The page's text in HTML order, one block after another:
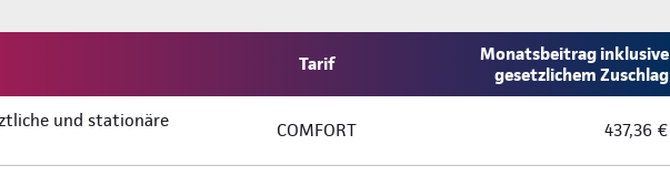
Tarif
Monatsbeitrag inklusive
gesetzlichem Zuschlag
und stationäre
COMFORT 437,36 €